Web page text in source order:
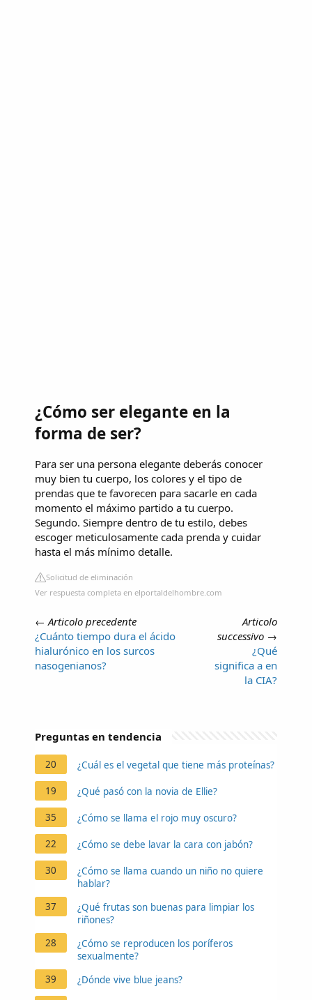
¿Cómo ser elegante en la
forma de ser?
Para ser una persona elegante deberás conocer
muy bien tu cuerpo, los colores y el tipo de
prendas que te favorecen para sacarle en cada
momento el máximo partido a tu cuerpo.
Segundo. Siempre dentro de tu estilo, debes
escoger meticulosamente cada prenda y cuidar
hasta el más mínimo detalle.
Solicitud de eliminación
Ver respuesta completa en elportaldelhombre.com
←Articolo precedente
¿Cuánto tiempo dura el ácido
hialurónico en los surcos
nasogenianos?
Articolo
successivo →
¿Qué
significa a en
la CIA?
Preguntas en tendencia
20 ¿Cuál es el vegetal que tiene más proteínas?
19 ¿Qué pasó con la novia de Ellie?
35 ¿Cómo se llama el rojo muy oscuro?
22 ¿Cómo se debe lavar la cara con jabón?
30
¿Cómo se llama cuando un niño no quiere
hablar?
37
¿Qué frutas son buenas para limpiar los
riñones?
28
¿Cómo se reproducen los poríferos
sexualmente?
39
¿Dónde vive blue jeans?